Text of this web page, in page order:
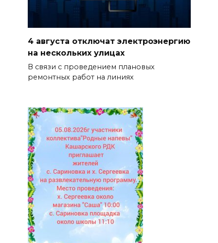
4 августа отключат электроэнергию
на нескольких улицах
В связи с проведением плановых
ремонтных работ на линиях